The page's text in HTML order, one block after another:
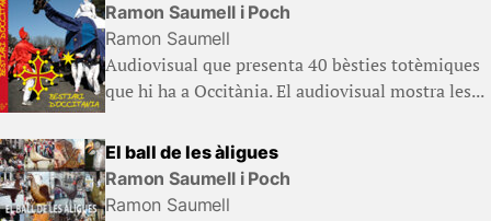
Ramon Saumell i Poch
Ramon Saumell
Audiovisual que presenta 40 bèsties totèmiques
que hi ha a Occitània. El audiovisual mostra les...
El ball de les àligues
Ramon Saumell i Poch
Ramon Saumell